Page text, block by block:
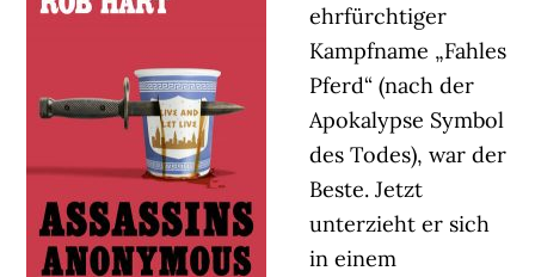
ehrfürchtiger
Kampfname „Fahles
Pferd“ (nach der
Apokalypse Symbol
des Todes), war der
Beste. Jetzt
unterzieht er sich
in einem